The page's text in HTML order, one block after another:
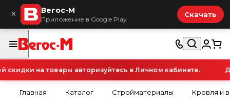
× Вегос-М
Приложение в Google Play
Скачать
на товары авторизуйтесь в Личном кабинете.
Главная Каталог Стройматериалы Кровля и